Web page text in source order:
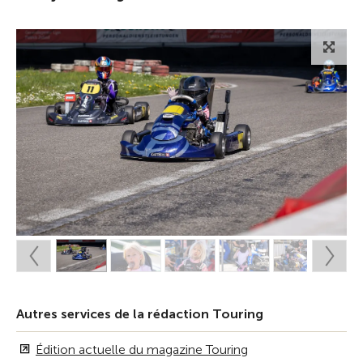
Autres services de la rédaction Touring
Édition actuelle du magazine Touring